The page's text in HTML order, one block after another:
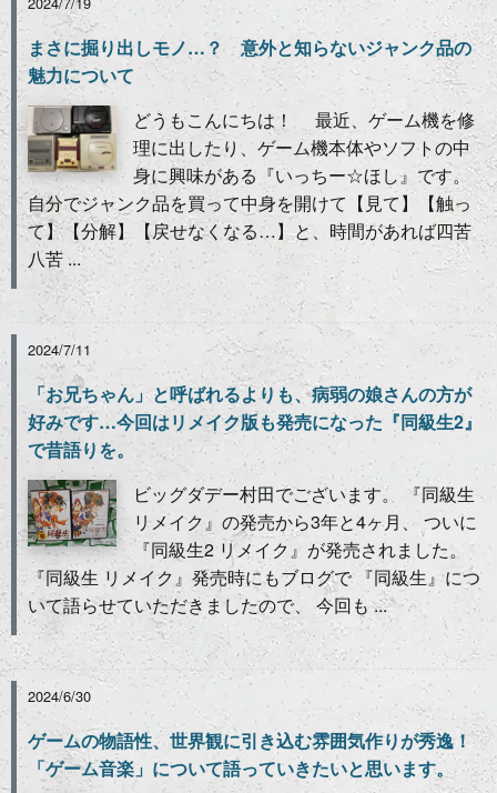
まさに掘り出しモノ…？ 意外と知らないジャンク品の
魅力について
どうもこんにちは！ 最近、ゲーム機を修
理に出したり、ゲーム機本体やソフトの中
身に興味がある『いっちー☆ほし』です。
自分でジャンク品を買って中身を開けて【見て】【触っ
て】【分解】【戻せなくなる…】と、時間があれば四苦
八苦 ...
2024/7/11
「お兄ちゃん」と呼ばれるよりも、病弱の娘さんの方が
好みです…今回はリメイク版も発売になった『同級生2』
で昔語りを。
ビッグダデー村田でございます。 『同級生
リメイク』の発売から3年と4ヶ月、 ついに
『同級生2 リメイク』が発売されました。
『同級生 リメイク』発売時にもブログで 『同級生』につ
いて語らせていただきましたので、 今回も ...
2024/6/30
ゲームの物語性、世界観に引き込む雰囲気作りが秀逸！
「ゲーム音楽」について語っていきたいと思います。